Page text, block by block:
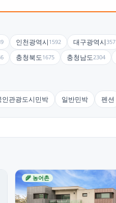
인천광역시 1592 대구광역시357
충청북도1675 충청남도2304
인관광도시민박 일반민박 펜션
🌾 농어촌